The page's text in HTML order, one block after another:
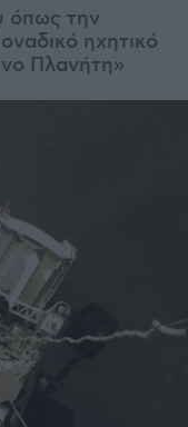
όπως την
ηχητικό
Πλανήτη»